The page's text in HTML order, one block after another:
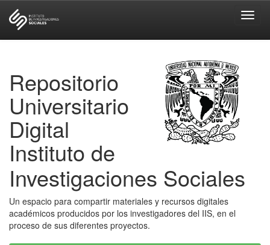
Repositorio
Universitario
Digital
Instituto de
Investigaciones Sociales
Un espacio para compartir materiales y recursos digitales
académicos producidos por los investigadores del IIS, en el
proceso de sus diferentes proyectos.